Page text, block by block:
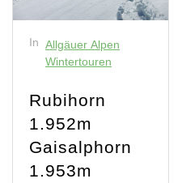
In Allgäuer Alpen
Wintertouren
Rubihorn
1.952m
Gaisalphorn
1.953m